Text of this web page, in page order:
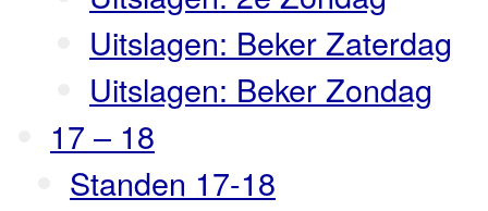
Uitslagen: Beker Zaterdag
Uitslagen: Beker Zondag
17 – 18
Standen 17-18